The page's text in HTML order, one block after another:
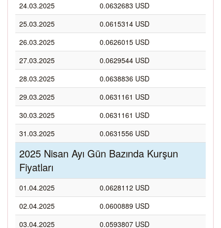
24.03.2025
0.0632683 USD
25.03.2025
0.0615314 USD
26.03.2025
0.0626015 USD
27.03.2025
0.0629544 USD
28.03.2025
0.0638836 USD
29.03.2025
0.0631161 USD
30.03.2025
0.0631161 USD
31.03.2025
0.0631556 USD
2025 Nisan Ayı Gün Bazında Kurşun
Fiyatları
01.04.2025
0.0628112 USD
02.04.2025
0.0600889 USD
03.04.2025
0.0593807 USD